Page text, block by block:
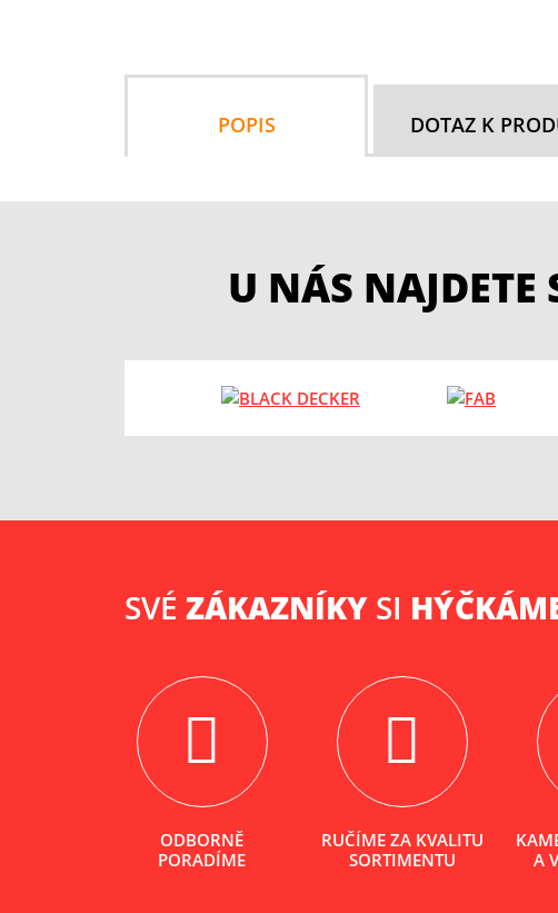
POPIS DOTAZ K
U NÁS NAJDETE
SVÉ ZÁKAZNÍKY SI
ODBORNĚ
PORADÍME
RUČÍME ZA KVALITU
SORTIMENTU
A